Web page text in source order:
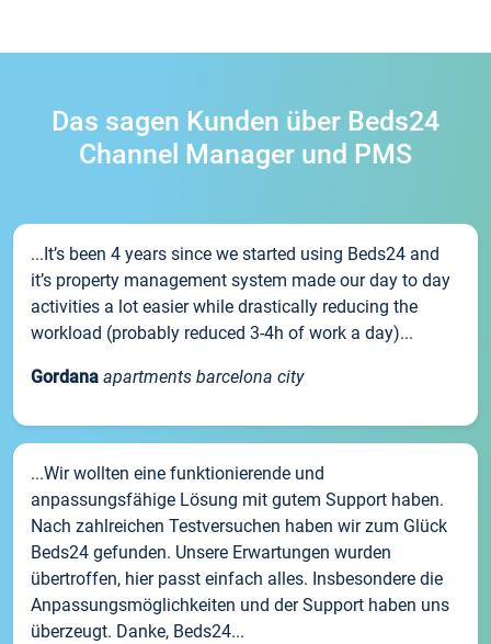
Das sagen Kunden über Beds24
Channel Manager und PMS
...It’s been 4 years since we started using Beds24 and
it’s property management system made our day to day
activities a lot easier while drastically reducing the
workload (probably reduced 3-4h of work a day)...
Gordana apartments barcelona city
...Wir wollten eine funktionierende und
anpassungsfähige Lösung mit gutem Support haben.
Nach zahlreichen Testversuchen haben wir zum Glück
Beds24 gefunden. Unsere Erwartungen wurden
übertroffen, hier passt einfach alles. Insbesondere die
Anpassungsmöglichkeiten und der Support haben uns
überzeugt. Danke, Beds24...